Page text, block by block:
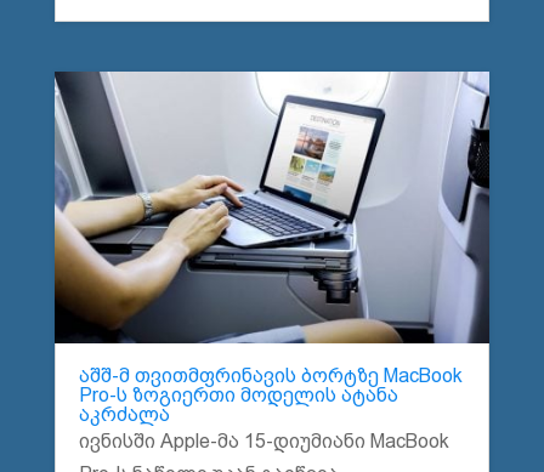
აშშ-მ თვითმფრინავის ბორტზე MacBook
Pro-ს ზოგიერთი მოდელის ატანა
აკრძალა
ივნისში Apple-მა 15-დიუმიანი MacBook